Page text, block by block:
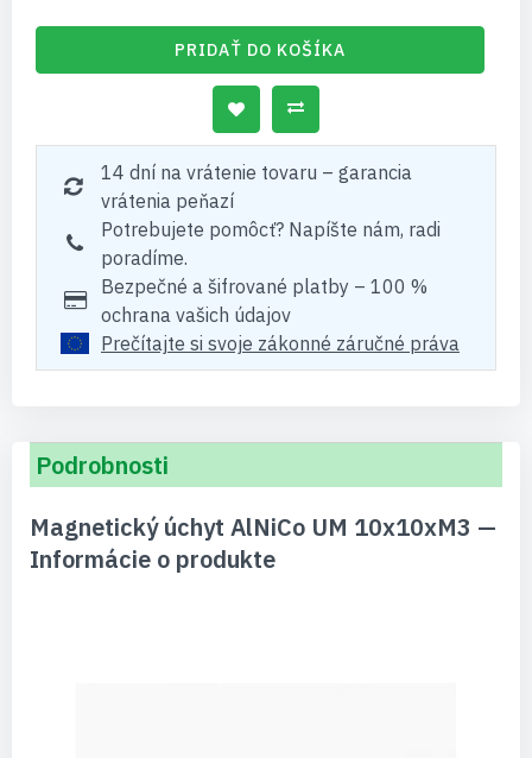
PRIDAŤ DO KOŠÍKA
14 dní na vrátenie tovaru – garancia
vrátenia peňazí
Potrebujete pomôcť? Napíšte nám, radi
poradíme.
Bezpečné a šifrované platby – 100 %
ochrana vašich údajov
Prečítajte si svoje zákonné záručné práva
Podrobnosti
Magnetický úchyt AlNiCo UM 10x10xM3 —
Informácie o produkte